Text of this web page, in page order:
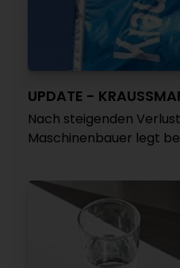
UPDATE -
Nach steigenden
Maschinenbauer legt